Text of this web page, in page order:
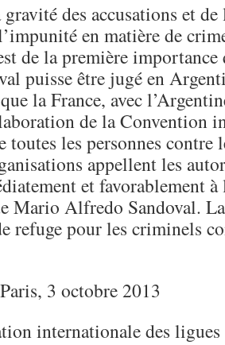
des accusations et
en matière de
de la première
puisse être jugé en
la France, avec
de la Convention
toutes les personnes contre
appellent les
et favorablement à
Mario Alfredo Sandoval.
refuge pour les criminels
3 octobre 2013
internationale des ligues